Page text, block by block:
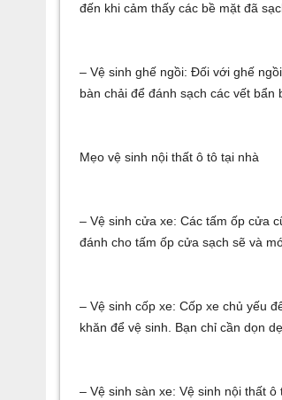
đến khi cảm thấy các bề mặt đã
– Vệ sinh ghế ngồi: Đối với ghế
bàn chải để đánh sạch các vết
Mẹo vệ sinh nội thất ô tô tại nhà
– Vệ sinh cửa xe: Các tấm ốp cửa
đánh cho tấm ốp cửa sạch sẽ và
– Vệ sinh cốp xe: Cốp xe chủ yếu
khăn để vệ sinh. Bạn chỉ cần dọn
– Vệ sinh sàn xe: Vệ sinh nội thất